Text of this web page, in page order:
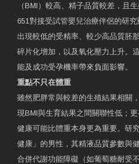
（BMI）較高、精子品質較差，且
651對接受試管嬰兒治療伴侶的研究
出現較低的受精率、較少高品質胚
碎片化增加，以及氧化壓力上升。
能及成功受孕機率帶來負面影響。
重點不只在體重
雖然肥胖常與較差的生殖結果相關
現BMI與生育結果之間關聯性低；
健康可能比體重本身更為重要。研
健康」的男性，其精液品質參數與
合併代謝功能障礙（如葡萄糖耐受